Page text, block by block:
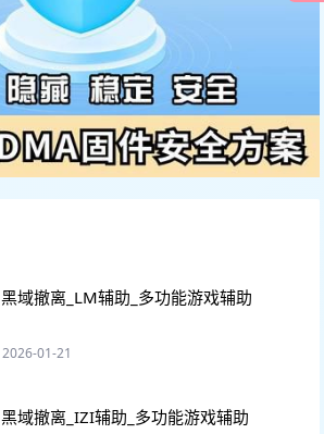
黑域撤离_LM辅助_多功能游戏辅助
2026-01-21
黑域撤离_IZI辅助_多功能游戏辅助